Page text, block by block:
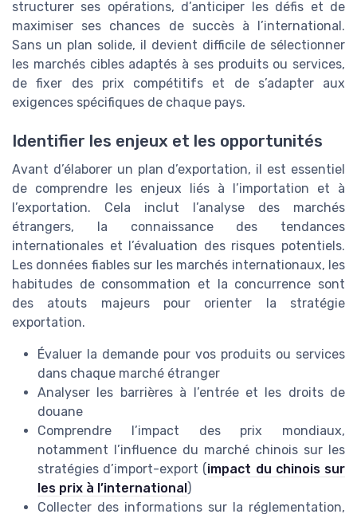
structurer ses opérations, d’anticiper les défis et de
maximiser ses chances de succès à l’international.
Sans un plan solide, il devient difficile de sélectionner
les marchés cibles adaptés à ses produits ou services,
de fixer des prix compétitifs et de s’adapter aux
exigences spécifiques de chaque pays.
Identifier les enjeux et les opportunités
Avant d’élaborer un plan d’exportation, il est essentiel
de comprendre les enjeux liés à l’importation et à
l’exportation. Cela inclut l’analyse des marchés
étrangers, la connaissance des tendances
internationales et l’évaluation des risques potentiels.
Les données fiables sur les marchés internationaux, les
habitudes de consommation et la concurrence sont
des atouts majeurs pour orienter la stratégie
exportation.
Évaluer la demande pour vos produits ou services
dans chaque marché étranger
Analyser les barrières à l’entrée et les droits de
douane
Comprendre l’impact des prix mondiaux,
notamment l’influence du marché chinois sur les
stratégies d’import-export (impact du chinois sur
les prix à l’international )
Collecter des informations sur la réglementation,